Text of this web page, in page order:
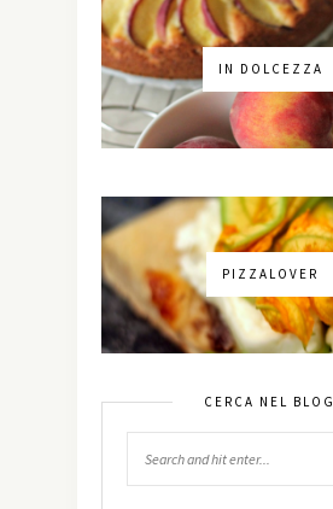
IN DOLCEZZA
PIZZALOVER
CERCA NEL BLOG